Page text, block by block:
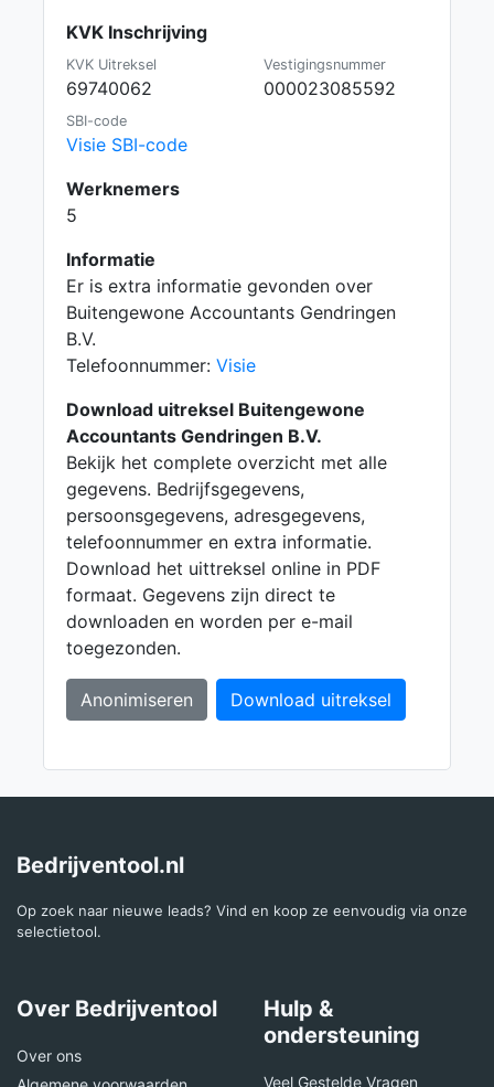
KVK Inschrijving
KVK Uitreksel
69740062
Vestigingsnummer
000023085592
SBI-code
Visie SBI-code
Werknemers
5
Informatie
Er is extra informatie gevonden over
Buitengewone Accountants Gendringen
B.V.
Telefoonnummer: Visie
Download uitreksel Buitengewone
Accountants Gendringen B.V.
Bekijk het complete overzicht met alle
gegevens. Bedrijfsgegevens,
persoonsgegevens, adresgegevens,
telefoonnummer en extra informatie.
Download het uittreksel online in PDF
formaat. Gegevens zijn direct te
downloaden en worden per e-mail
toegezonden.
Anonimiseren Download uitreksel
Bedrijventool.nl
Op zoek naar nieuwe leads? Vind en koop ze eenvoudig via onze
selectietool.
Over Bedrijventool
Over ons
Hulp &
ondersteuning
Veel Gestelde Vragen